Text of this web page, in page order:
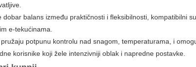
dobar balans između praktičnosti i fleksibilnosti, kompatibilni
e-tekućinama.
pružaju potpunu kontrolu nad snagom, temperaturama, i
korisnike koji žele intenzivniji oblak i napredne postavke.